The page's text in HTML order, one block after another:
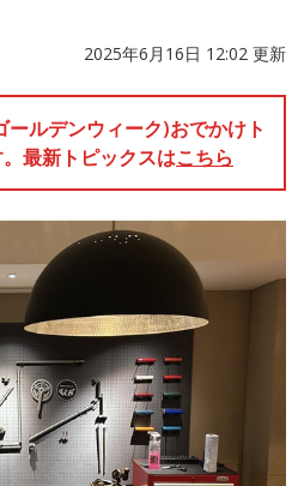
2025年6月16日 12:02 更新
ルデンウィーク)おでかけト
最新トピックスはこちら